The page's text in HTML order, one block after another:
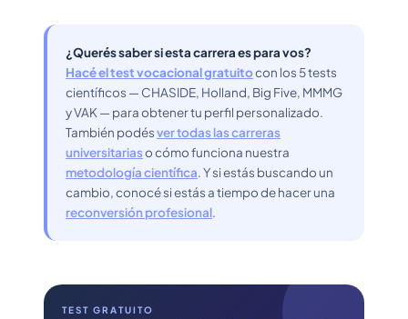
¿Querés saber si esta carrera es para vos?
Hacé el test vocacional gratuitocon los 5 tests
científicos — CHASIDE, Holland, Big Five, MMMG
y VAK — para obtener tu perfil personalizado.
También podésver todas las carreras
universitariaso cómo funciona nuestra
metodología científica. Y si estás buscando un
cambio, conocé si estás a tiempo de hacer una
reconversión profesional.
TEST GRATUITO